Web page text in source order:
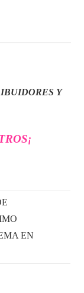
Y
¡
EN